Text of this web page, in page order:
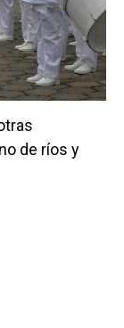
de ríos y